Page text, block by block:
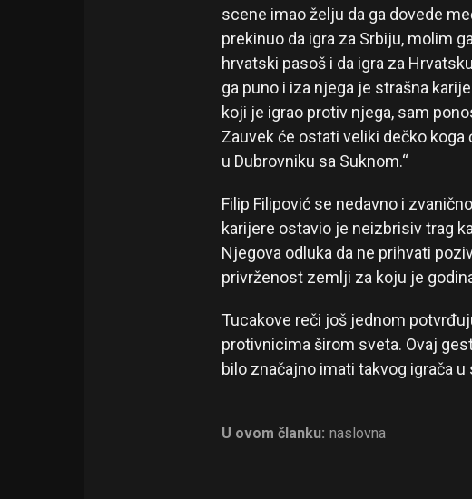
scene imao želju da ga dovede
prekinuo da igra za Srbiju, molim
hrvatski pasoš i da igra za
ga puno i iza njega je strašna
koji je igrao protiv njega, sam
Zauvek će ostati veliki dečko
u Dubrovniku sa Suknom.“
Filip Filipović se nedavno i
karijere ostavio je neizbrisiv trag
Njegova odluka da ne prihvati
privrženost zemlji za koju je
Tucakove reči još jednom
protivnicima širom sveta. Ovaj
bilo značajno imati takvog igrača
U ovom članku: naslovna